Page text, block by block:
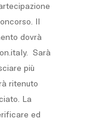
Il
dovrà
Sarà
più
ritenuto
La
ed